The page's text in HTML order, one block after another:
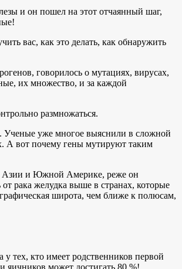
и он пошел на этот отчаянный шаг,
вас, как это делать, как обнаружить
говорилось о мутациях, вирусах,
их множество, и за каждой
размножаться.
Ученые уже многое выяснили в сложной
А вот почему гены мутируют таким
Азии и Южной Америке, реже он
рака желудка выше в странах, которые
широта, чем ближе к полюсам,
тех, кто имеет родственников первой
может достигать 80 %!